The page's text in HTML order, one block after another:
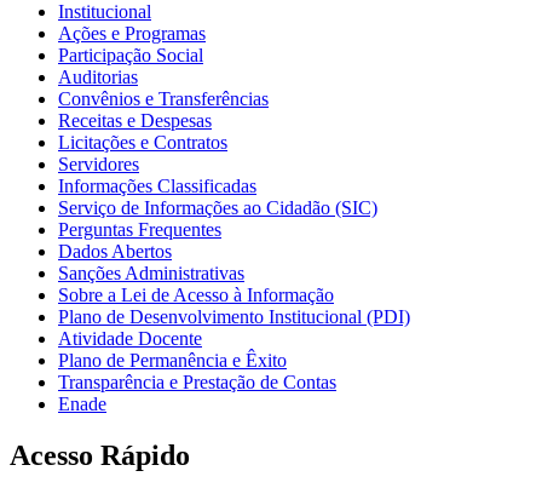
Institucional
Ações e Programas
Participação Social
Auditorias
Convênios e Transferências
Receitas e Despesas
Licitações e Contratos
Servidores
Informações Classificadas
Serviço de Informações ao Cidadão (SIC)
Perguntas Frequentes
Dados Abertos
Sanções Administrativas
Sobre a Lei de Acesso à Informação
Plano de Desenvolvimento Institucional (PDI)
Atividade Docente
Plano de Permanência e Êxito
Transparência e Prestação de Contas
Enade
Acesso Rápido